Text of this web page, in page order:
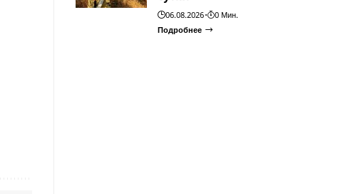
06.08.2026
0 Мин.
Подробнее